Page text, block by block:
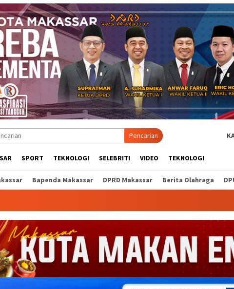
Pencarian
SPORT TEKNOLOGI SELEBRITI VIDEO TEKNOLOGI
Bapenda Makassar DPRD Makassar Berita Olahraga